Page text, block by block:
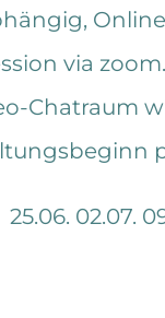
via
Chatraum
02.07.